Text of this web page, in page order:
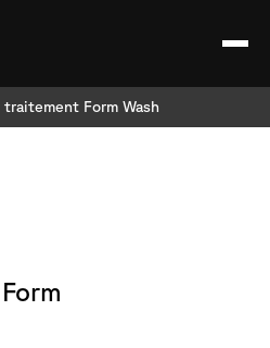
traitement Form Wash
Form